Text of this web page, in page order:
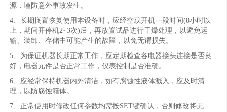
源，谨防意外事故发生。
4、长期搁置恢复使用本设备时，应经空载开机一段时间(8小时以
上，期间开停机2~3次)后，再放置试品进行干燥处理，以避免运
输、装卸、存储中可能产生的故障，以免无谓损失。
5、为保证机器长期正常工作，应定期检查各电器接头连接是否良
好，电器元件是否正常工作，仪表控制是否准确。
6、应经常保持机器内外清洁，如有腐蚀性液体溅入，应及时清
理，以防腐蚀箱体。
7、正常使用时修改任何参数均需按SET键确认，否则修改将无